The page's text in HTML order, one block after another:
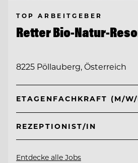
TOP ARBEITGEBER
Retter Bio-Natur-
8225 Pöllauberg, Österreich
ETAGENFACHKRAFT (M/
REZEPTIONIST/IN
Entdecke alle Jobs